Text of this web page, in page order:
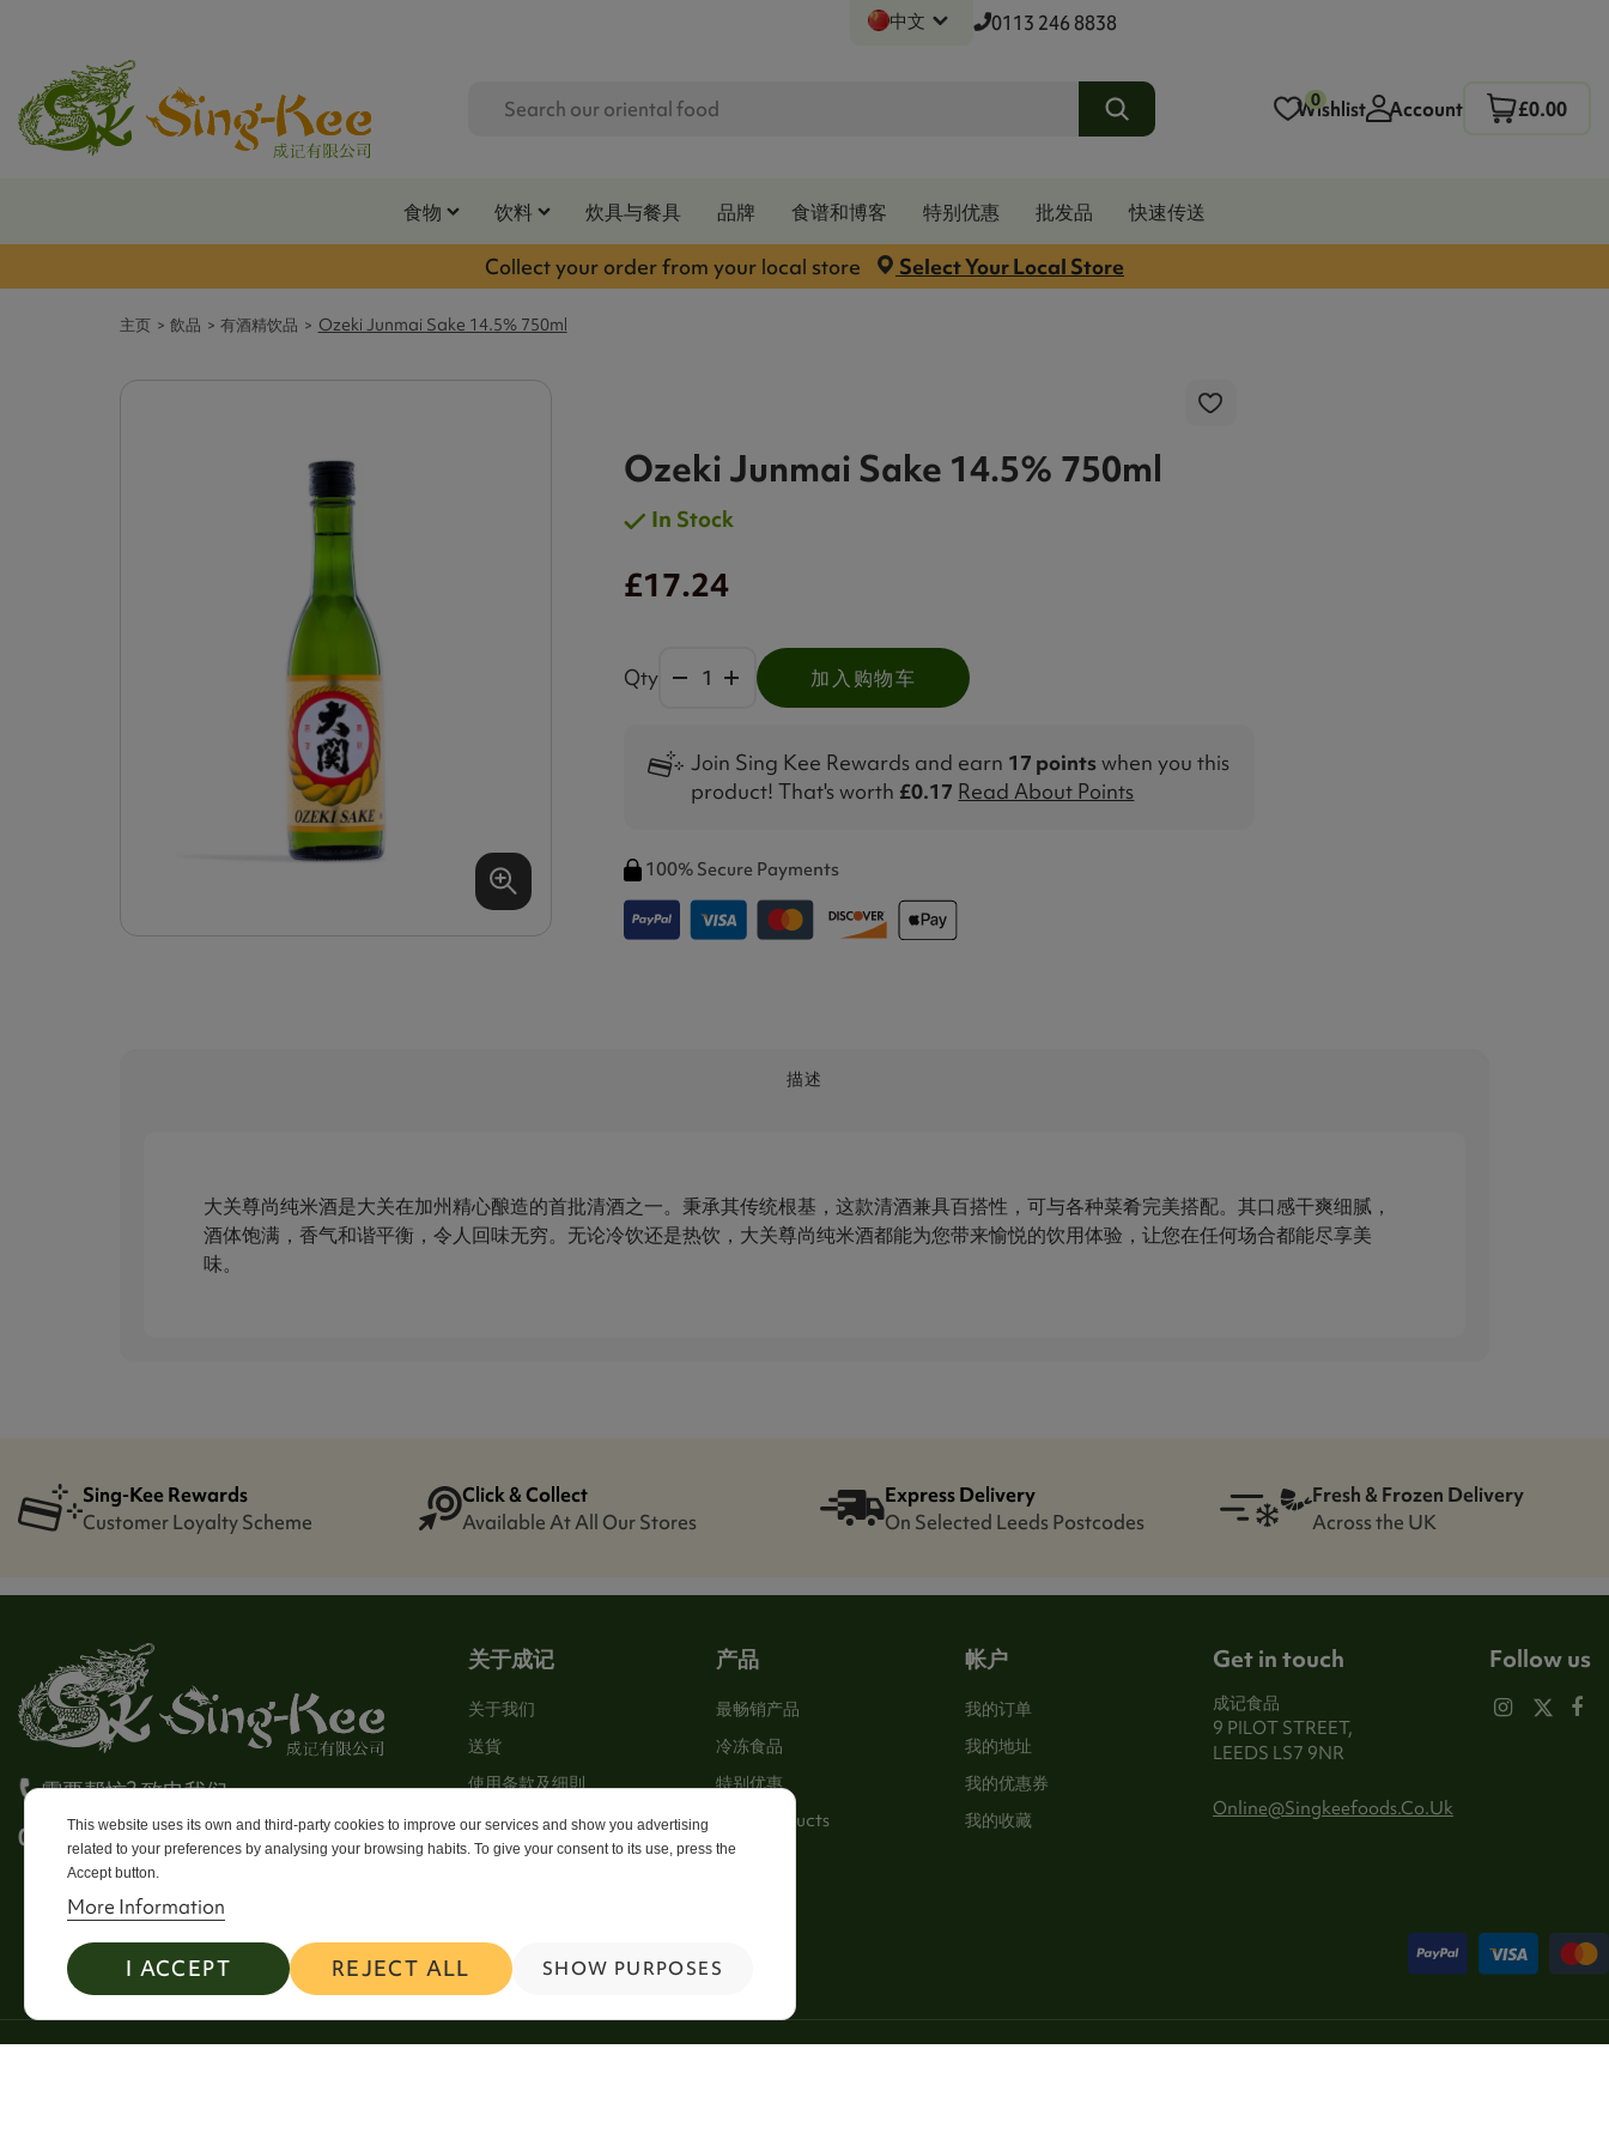
中文 0113 246 8838
0
Wishlist Account £0.00
食物 饮料 炊具与餐具 品牌 食谱和博客 特别优惠 批发品
快速传送
Collect your order from your local store
Select Your Local Store
主页 飲品 有酒精饮品 Ozeki Junmai Sake 14.5% 750ml
Ozeki Junmai Sake 14.5% 750ml
In Stock
£17.24
Qty 加入购物车
Join Sing Kee Rewards and earn 17 pointswhen you this
product! That's worth £0.17 Read About Points
100% Secure Payments
描述
大关尊尚纯米酒是大关在加州精心酿造的首批清酒之一。秉承其传统根基，这款清酒兼具百搭性，可与各种菜肴完美搭配。其口感干爽细腻，
酒体饱满，香气和谐平衡，令人回味无穷。无论冷饮还是热饮，大关尊尚纯米酒都能为您带来愉悦的饮用体验，让您在任何场合都能尽享美
味。
Sing-Kee Rewards
Customer Loyalty Scheme
Click & Collect
Available At All Our Stores
Express Delivery
On Selected Leeds Postcodes
Fresh & Frozen Delivery
Across the UK
需要帮忙? 致电我们
0113 246 8838 Option 4
关于成记
关于我们
送貨
使用条款及细則
Stores
Sitemap
产品
最畅销产品
冷冻食品
特别优惠
New Products
帐户
我的订单
我的地址
我的优惠券
我的收藏
Get in touch
成记食品
9 PILOT STREET,
LEEDS LS7 9NR
Online@singkeefoods.co.uk
This website uses its own and third-party cookies to improve our services and show you advertising
related to your preferences by analysing your browsing habits. To give your consent to its use, press the
Accept button.
More Information
I ACCEPT REJECT ALL SHOW PURPOSES
Follow us